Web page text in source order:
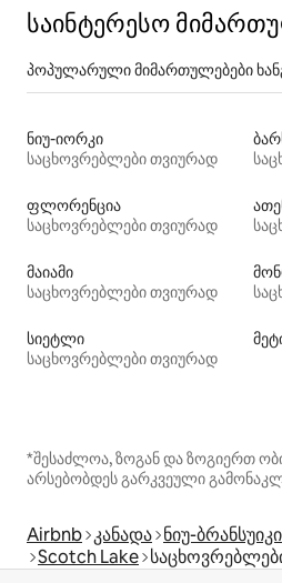
საინტერესო
პოპულარული მიმართულებები
ნიუ-იორკი
საცხოვრებლები თვიურად
ფლორენცია
საცხოვრებლები თვიურად
მაიამი
საცხოვრებლები თვიურად
სიეტლი
საცხოვრებლები თვიურად
*შესაძლოა, ზოგან და ზოგიერთ
არსებობდეს გარკვეული
Airbnb კანადა ნიუ-ბრანსუიკი
Scotch Lake